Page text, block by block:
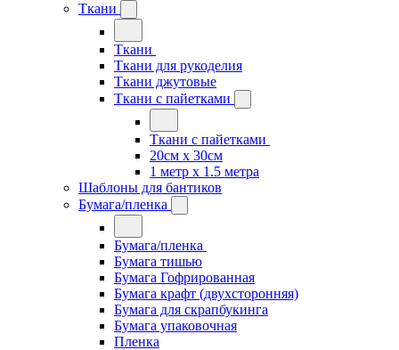
Ткани
Ткани
Ткани для рукоделия
Ткани джутовые
Ткани с пайетками
Ткани с пайетками
20см х 30см
1 метр х 1.5 метра
Шаблоны для бантиков
Бумага/пленка
Бумага/пленка
Бумага тишью
Бумага Гофрированная
Бумага крафт (двухсторонняя)
Бумага для скрапбукинга
Бумага упаковочная
Пленка